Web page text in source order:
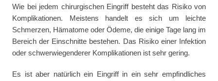
Wie bei jedem chirurgischen Eingriff besteht das Risiko von
Komplikationen. Meistens handelt es sich um leichte
Schmerzen, Hämatome oder Ödeme, die einige Tage lang im
Bereich der Einschnitte bestehen. Das Risiko einer Infektion
oder schwerwiegenderer Komplikationen ist sehr gering.
Es ist aber natürlich ein Eingriff in ein sehr empfindliches